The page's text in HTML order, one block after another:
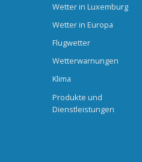
Wetter in Luxemburg
Wetter in Europa
Flugwetter
Wetterwarnungen
Klima
Produkte und
Dienstleistungen